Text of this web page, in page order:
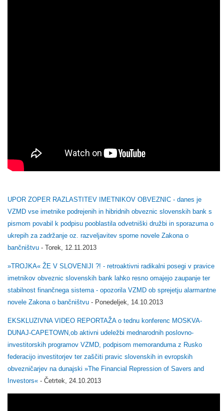
UPOR ZOPER RAZLASTITEV IMETNIKOV OBVEZNIC - danes je
VZMD vse imetnike podrejenih in hibridnih obveznic slovenskih bank s
pismom povabil k podpisu pooblastila odvetniški družbi in sporazuma o
ukrepih za zadržanje oz. razveljavitev sporne novele Zakona o
bančništvu - Torek, 12.11.2013
»TROJKA« ŽE V SLOVENIJI ?! - retroaktivni radikalni posegi v pravice
imetnikov obveznic slovenskih bank lahko resno omajejo zaupanje ter
stabilnost finančnega sistema - opozorila VZMD ob sprejetju alarmantne
novele Zakona o bančništvu - Ponedeljek, 14.10.2013
EKSKLUZIVNA VIDEO REPORTAŽA o tednu konferenc MOSKVA-
DUNAJ-CAPETOWN,ob aktivni udeležbi mednarodnih poslovno-
investitorskih programov VZMD, podpisom memoranduma z Rusko
federacijo investitorjev ter zaščiti pravic slovenskih in evropskih
obvezničarjev na dunajski »The Financial Repression of Savers and
Investors« - Četrtek, 24.10.2013